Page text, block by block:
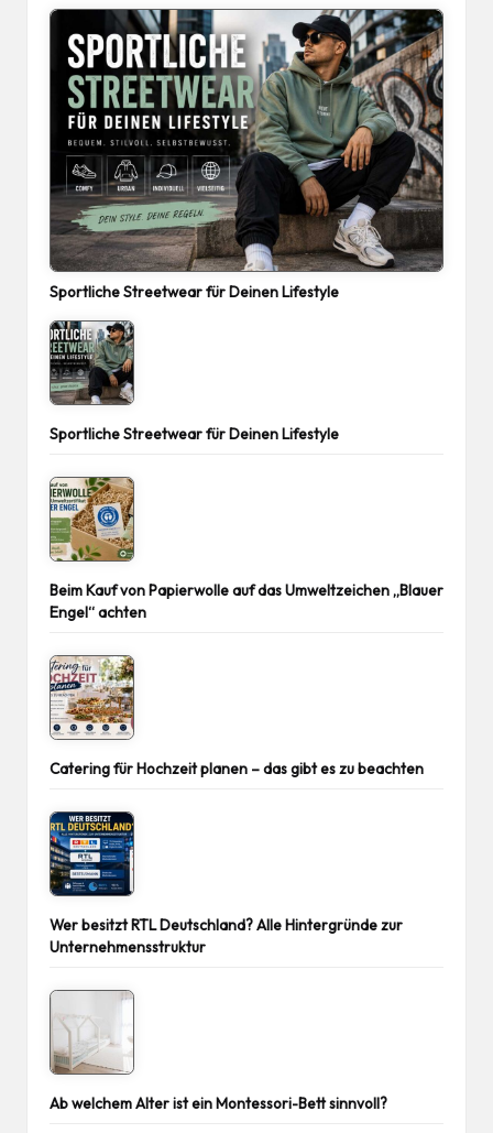
Sportliche Streetwear für Deinen Lifestyle
Sportliche Streetwear für Deinen Lifestyle
Beim Kauf von Papierwolle auf das Umweltzeichen „Blauer
Engel“ achten
Catering für Hochzeit planen – das gibt es zu beachten
Wer besitzt RTL Deutschland? Alle Hintergründe zur
Unternehmensstruktur
Ab welchem Alter ist ein Montessori-Bett sinnvoll?